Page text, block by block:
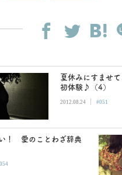
夏休みにすませ
初体験♪（4）
2012.08.24 | #051
！ 愛のことわざ辞典